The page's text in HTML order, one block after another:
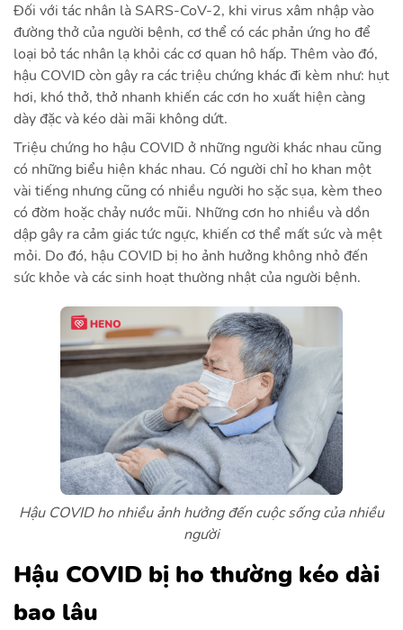
Đối với tác nhân là SARS-CoV-2, khi virus xâm nhập vào
đường thở của người bệnh, cơ thể có các phản ứng ho để
loại bỏ tác nhân lạ khỏi các cơ quan hô hấp. Thêm vào đó,
hậu COVID còn gây ra các triệu chứng khác đi kèm như: hụt
hơi, khó thở, thở nhanh khiến các cơn ho xuất hiện càng
dày đặc và kéo dài mãi không dứt.
Triệu chứng ho hậu COVID ở những người khác nhau cũng
có những biểu hiện khác nhau. Có người chỉ ho khan một
vài tiếng nhưng cũng có nhiều người ho sặc sụa, kèm theo
có đờm hoặc chảy nước mũi. Những cơn ho nhiều và dồn
dập gây ra cảm giác tức ngực, khiến cơ thể mất sức và mệt
mỏi. Do đó, hậu COVID bị ho ảnh hưởng không nhỏ đến
sức khỏe và các sinh hoạt thường nhật của người bệnh.
Hậu COVID ho nhiều ảnh hưởng đến cuộc sống của nhiều
người
Hậu COVID bị ho thường kéo dài
bao lâu